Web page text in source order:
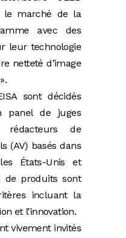
le marché de la
avec des
leur technologie
netteté d’image
sont décidés
panel de juges
rédacteurs de
(AV) basés dans
États-Unis et
de produits sont
incluant la
et l’innovation.
vivement invités